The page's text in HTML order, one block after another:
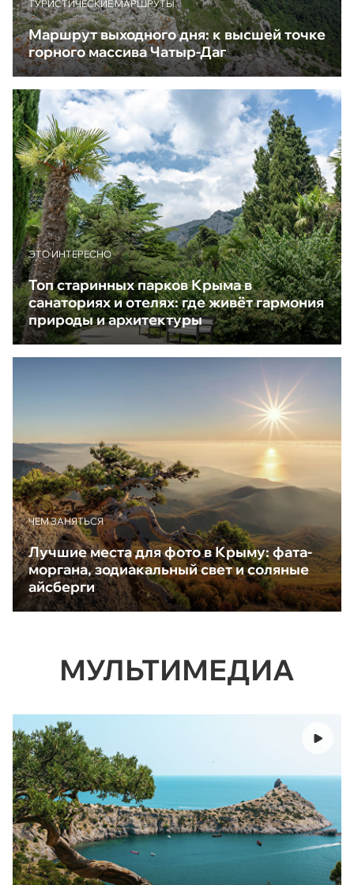
ТУРИСТИЧЕСКИЕ МАРШРУТЫ
Маршрут выходного дня: к высшей точке
горного массива Чатыр-Даг
ЭТО ИНТЕРЕСНО
Топ старинных парков Крыма в
санаториях и отелях: где живёт гармония
природы и архитектуры
ЧЕМ ЗАНЯТЬСЯ
Лучшие места для фото в Крыму: фата-
моргана, зодиакальный свет и соляные
айсберги
МУЛЬТИМЕДИА